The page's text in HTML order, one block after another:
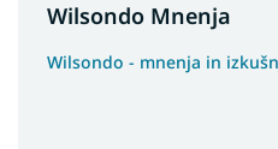
Wilsondo Mnenja
Wilsondo - mnenja in